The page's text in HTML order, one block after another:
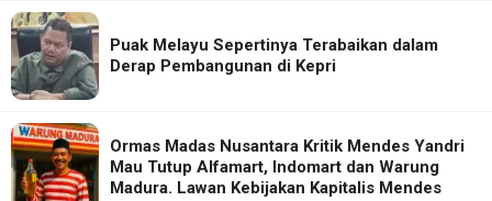
Puak Melayu Sepertinya Terabaikan dalam
Derap Pembangunan di Kepri
Ormas Madas Nusantara Kritik Mendes Yandri
Mau Tutup Alfamart, Indomart dan Warung
Madura. Lawan Kebijakan Kapitalis Mendes